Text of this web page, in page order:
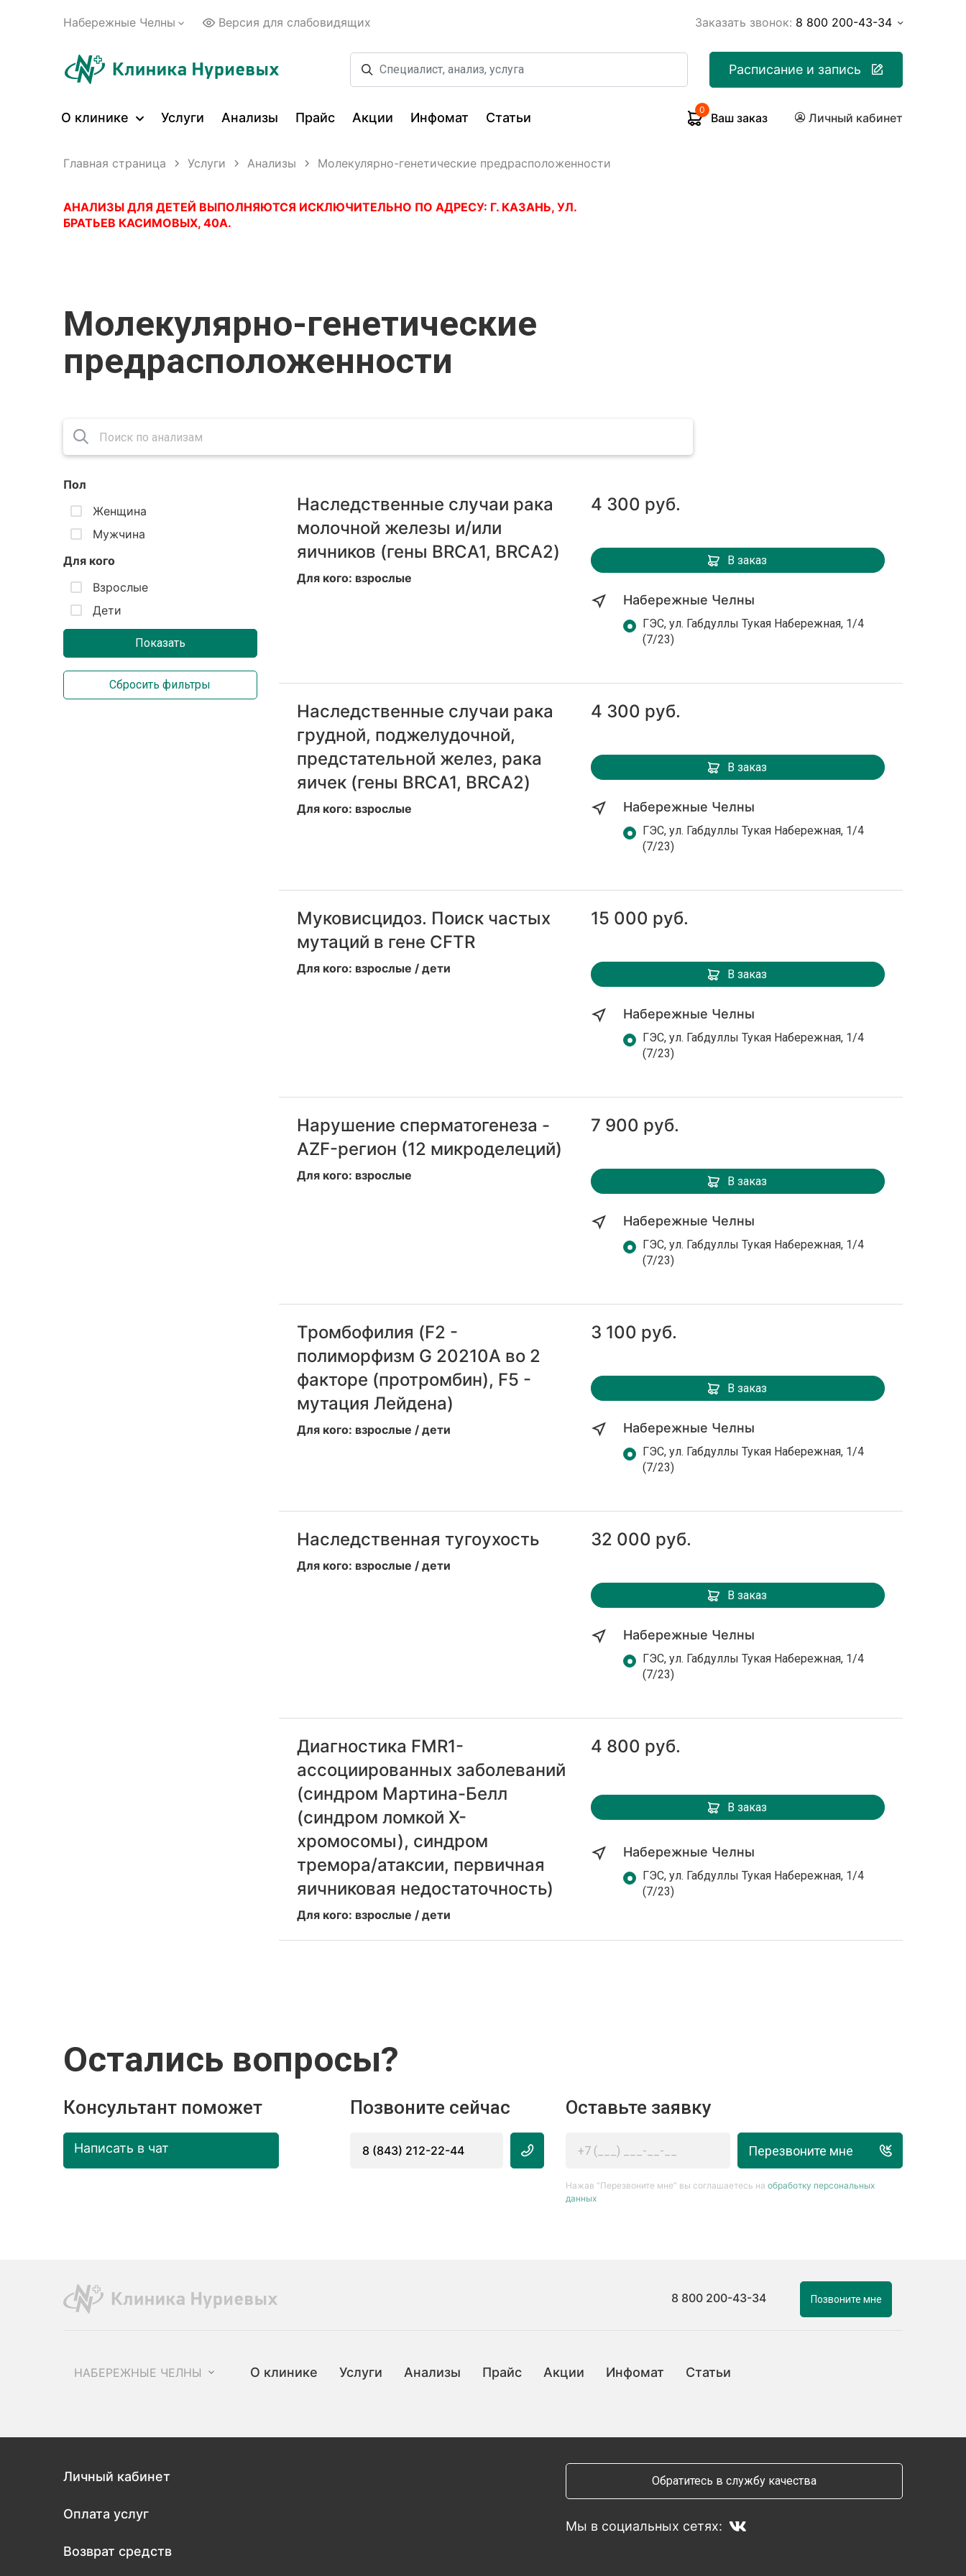
Набережные Челны Версия для слабовидящих Заказать звонок: 8 800 200-43-34
Расписание и запись
О клинике Услуги Анализы Прайс Акции Инфомат Статьи
0
Ваш заказ Личный кабинет
Главная страница Услуги Анализы Молекулярно-генетические предрасположенности
АНАЛИЗЫ ДЛЯ ДЕТЕЙ ВЫПОЛНЯЮТСЯ ИСКЛЮЧИТЕЛЬНО ПО АДРЕСУ: Г. КАЗАНЬ, УЛ.
БРАТЬЕВ КАСИМОВЫХ, 40А.
Молекулярно-генетические
предрасположенности
Пол
Женщина
Мужчина
Для кого
Взрослые
Дети
Наследственные случаи рака
молочной железы и/или
яичников (гены BRCA1, BRCA2)
Для кого: взрослые
4 300 руб.
В заказ
Набережные Челны
ГЭС, ул. Габдуллы Тукая Набережная, 1/4
(7/23)
Наследственные случаи рака
грудной, поджелудочной,
предстательной желез, рака
яичек (гены BRCA1, BRCA2)
Для кого: взрослые
4 300 руб.
В заказ
Набережные Челны
ГЭС, ул. Габдуллы Тукая Набережная, 1/4
(7/23)
Муковисцидоз. Поиск частых
мутаций в гене CFTR
Для кого: взрослые / дети
15 000 руб.
В заказ
Набережные Челны
ГЭС, ул. Габдуллы Тукая Набережная, 1/4
(7/23)
Нарушение сперматогенеза -
AZF-регион (12 микроделеций)
Для кого: взрослые
7 900 руб.
В заказ
Набережные Челны
ГЭС, ул. Габдуллы Тукая Набережная, 1/4
(7/23)
Тромбофилия (F2 -
полиморфизм G 20210А во 2
факторе (протромбин), F5 -
мутация Лейдена)
Для кого: взрослые / дети
3 100 руб.
В заказ
Набережные Челны
ГЭС, ул. Габдуллы Тукая Набережная, 1/4
(7/23)
Наследственная тугоухость
Для кого: взрослые / дети
32 000 руб.
В заказ
Набережные Челны
ГЭС, ул. Габдуллы Тукая Набережная, 1/4
(7/23)
Диагностика FMR1-
ассоциированных заболеваний
(синдром Мартина-Белл
(синдром ломкой Х-
хромосомы), синдром
тремора/атаксии, первичная
яичниковая недостаточность)
Для кого: взрослые / дети
4 800 руб.
В заказ
Набережные Челны
ГЭС, ул. Габдуллы Тукая Набережная, 1/4
(7/23)
Остались вопросы?
Консультант поможет
Написать в чат
Позвоните сейчас
8 (843) 212-22-44
Оставьте заявку
Перезвоните мне
Нажав “Перезвоните мне” вы соглашаетесь на обработку персональных
данных
8 800 200-43-34 Позвоните мне
НАБЕРЕЖНЫЕ ЧЕЛНЫ О клинике Услуги Анализы Прайс Акции Инфомат Статьи
Личный кабинет
Оплата услуг
Возврат средств
Обратитесь в службу качества
Мы в социальных сетях: